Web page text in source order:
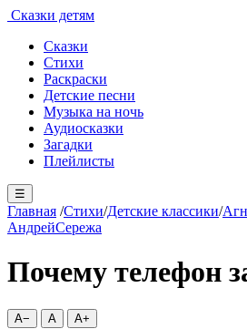
Сказки детям
Сказки
Стихи
Раскраски
Детские песни
Музыка на ночь
Аудиосказки
Загадки
Плейлисты
☰
Главная /Стихи/Детские классики/
АндрейСережа
Почему телефон
A− A A+